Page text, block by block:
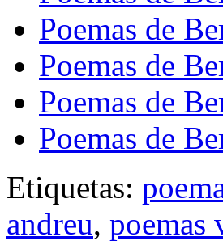
Poemas de
Poemas de
Poemas de
Poemas de
Etiquetas:
andreu, poemas